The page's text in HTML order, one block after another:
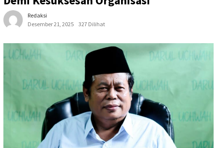
Redaksi
Desember 21, 2025
327 Dilihat